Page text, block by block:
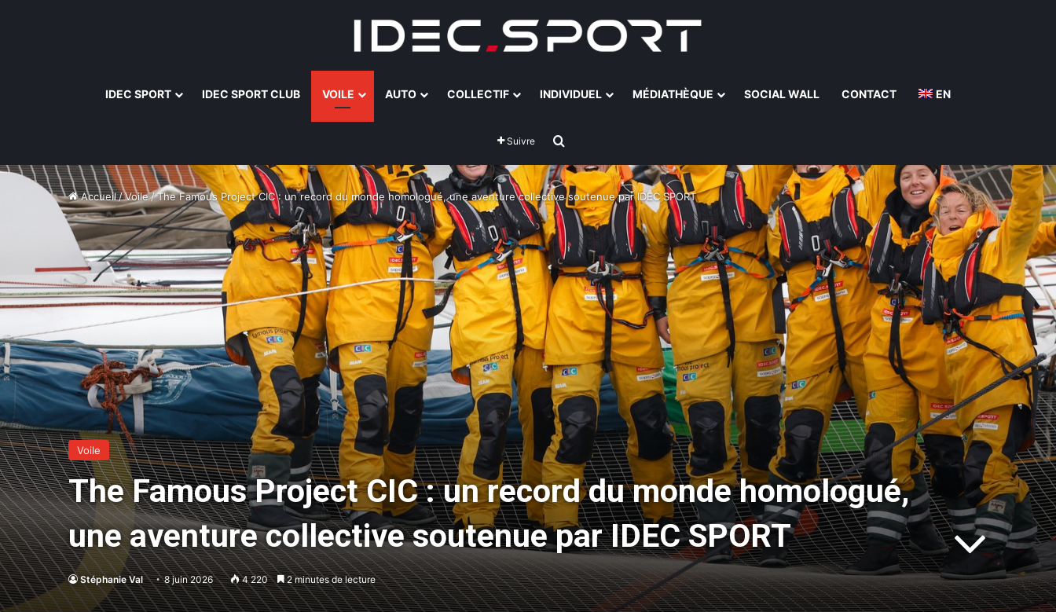
IDEC SPORT IDEC SPORT CLUB VOILE AUTO COLLECTIF INDIVIDUEL MÉDIATHÈQUE SOCIAL WALL CONTACT EN
Suivre
Accueil/Voile /The Famous Project CIC : un record du monde homologué, une aventure collective soutenue par IDEC SPORT
Voile
The Famous Project CIC : un record du monde homologué,
une aventure collective soutenue par IDEC SPORT
Stéphanie Val 8 juin 2026 4 220 2 minutes de lecture